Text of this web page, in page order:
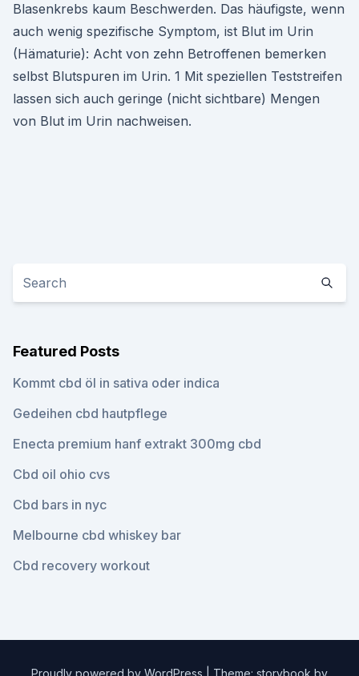
Blasenkrebs kaum Beschwerden. Das häufigste, wenn
auch wenig spezifische Symptom, ist Blut im Urin
(Hämaturie): Acht von zehn Betroffenen bemerken
selbst Blutspuren im Urin. 1 Mit speziellen Teststreifen
lassen sich auch geringe (nicht sichtbare) Mengen
von Blut im Urin nachweisen.
Featured Posts
Kommt cbd öl in sativa oder indica
Gedeihen cbd hautpflege
Enecta premium hanf extrakt 300mg cbd
Cbd oil ohio cvs
Cbd bars in nyc
Melbourne cbd whiskey bar
Cbd recovery workout
Proudly powered by WordPress Theme: storybook by